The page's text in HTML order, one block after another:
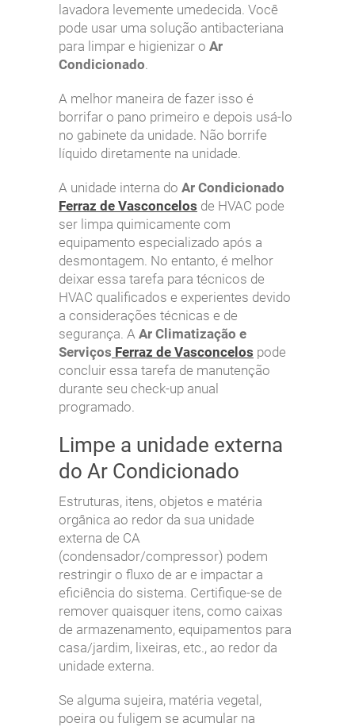
lavadora levemente umedecida. Você
pode usar uma solução antibacteriana
para limpar e higienizar o Ar
Condicionado.
A melhor maneira de fazer isso é
borrifar o pano primeiro e depois usá-lo
no gabinete da unidade. Não borrife
líquido diretamente na unidade.
A unidade interna do Ar Condicionado
Ferraz de Vasconcelos de HVAC pode
ser limpa quimicamente com
equipamento especializado após a
desmontagem. No entanto, é melhor
deixar essa tarefa para técnicos de
HVAC qualificados e experientes devido
a considerações técnicas e de
segurança. A Ar Climatização e
Serviços Ferraz de Vasconcelos pode
concluir essa tarefa de manutenção
durante seu check-up anual
programado.
Limpe a unidade externa
do Ar Condicionado
Estruturas, itens, objetos e matéria
orgânica ao redor da sua unidade
externa de CA
(condensador/compressor) podem
restringir o fluxo de ar e impactar a
eficiência do sistema. Certifique-se de
remover quaisquer itens, como caixas
de armazenamento, equipamentos para
casa/jardim, lixeiras, etc., ao redor da
unidade externa.
Se alguma sujeira, matéria vegetal,
poeira ou fuligem se acumular na